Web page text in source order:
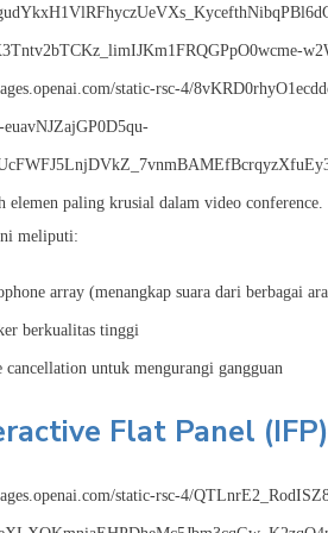
elemen paling krusial dalam video conference.
meliputi:
array (menangkap suara dari berbagai
berkualitas tinggi
cancellation untuk mengurangi gangguan
Flat Panel (IFP)